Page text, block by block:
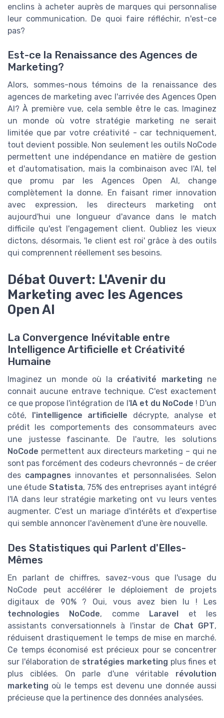
enclins à acheter auprès de marques qui personnalise
leur communication. De quoi faire réfléchir, n'est-ce
pas?
Est-ce la Renaissance des Agences de
Marketing?
Alors, sommes-nous témoins de la renaissance des
agences de marketing avec l'arrivée des Agences Open
AI? À première vue, cela semble être le cas. Imaginez
un monde où votre stratégie marketing ne serait
limitée que par votre créativité - car techniquement,
tout devient possible. Non seulement les outils NoCode
permettent une indépendance en matière de gestion
et d'automatisation, mais la combinaison avec l'AI, tel
que promu par les Agences Open AI, change
complètement la donne. En faisant rimer innovation
avec expression, les directeurs marketing ont
aujourd'hui une longueur d'avance dans le match
difficile qu'est l'engagement client. Oubliez les vieux
dictons, désormais, 'le client est roi' grâce à des outils
qui comprennent réellement ses besoins.
Débat Ouvert: L'Avenir du
Marketing avec les Agences
Open AI
La Convergence Inévitable entre
Intelligence Artificielle et Créativité
Humaine
Imaginez un monde où la créativité marketing ne
connait aucune entrave technique. C'est exactement
ce que propose l'intégration de l'IA et du NoCode ! D'un
côté,
l'intelligence artificielle décrypte, analyse et
prédit les comportements des consommateurs avec
une justesse fascinante. De l'autre, les solutions
NoCode permettent aux directeurs marketing – qui ne
sont pas forcément des codeurs chevronnés – de créer
des campagnes innovantes et personnalisées. Selon
une étude Statista, 75% des entreprises ayant intégré
l'IA dans leur stratégie marketing ont vu leurs ventes
augmenter. C'est un mariage d'intérêts et d'expertise
qui semble annoncer l'avènement d'une ère nouvelle.
Des Statistiques qui Parlent d'Elles-
Mêmes
En parlant de chiffres, savez-vous que l'usage du
NoCode peut accélérer le déploiement de projets
digitaux de 90% ? Oui, vous avez bien lu ! Les
technologies NoCode, comme Laravel et les
assistants conversationnels à l'instar de Chat GPT,
réduisent drastiquement le temps de mise en marché.
Ce temps économisé est précieux pour se concentrer
sur l'élaboration de stratégies marketing plus fines et
plus ciblées. On parle d'une véritable révolution
marketing où le temps est devenu une donnée aussi
précieuse que la pertinence des données analysées.